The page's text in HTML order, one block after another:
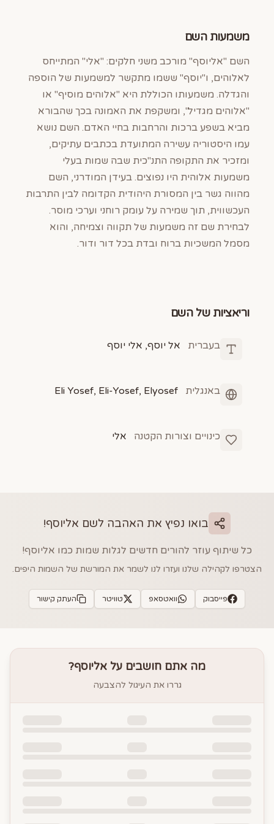
משמעות השם
השם "אליוסף" מורכב משני חלקים: "אלי" המתייחס
לאלוהים, ו"יוסף" ששמו מתקשר למשמעות של הוספה
והגדלה. משמעותו הכוללת היא "אלוהים מוסיף" או
"אלוהים מגדיל", ומשקפת את האמונה בכך שהבורא
מביא בשפע ברכות והרחבות בחיי האדם. השם נושא
עמו היסטוריה עשירה המתועדת בכתבים עתיקים,
ומזכיר את התקופה התנ"כית שבה שמות בעלי
משמעות אלוהית היו נפוצים. בעידן המודרני, השם
מהווה גשר בין המסורת היהודית הקדומה לבין התרבות
העכשווית, תוך שמירה על עומק רוחני וערכי מוסר.
לבחירת שם זה משמעות של תקווה וצמיחה, והוא
מסמל המשכיות ברוח ובדת בכל דור ודור.
וריאציות של השם
בעברית אל יוסף, אלי יוסף
באנגלית Eli Yosef, Eli-Yosef, Elyosef
כינויים וצורות הקטנה אלי
בואו נפיץ את האהבה לשם אליוסף!
כל שיתוף עוזר להורים חדשים לגלות שמות כמו אליוסף!
הצטרפו לקהילה שלנו ועזרו לנו לשמר את המורשת של השמות היפים.
פייסבוק וואטסאפ טוויטר העתק קישור
מה אתם חושבים על אליוסף?
גררו את העיגול להצבעה